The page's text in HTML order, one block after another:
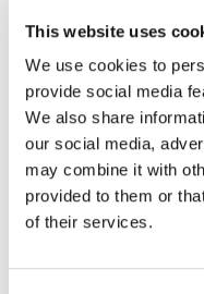
This website uses
We use cookies to
provide social media
We also share
our social media,
may combine it with
provided to them or
of their services.